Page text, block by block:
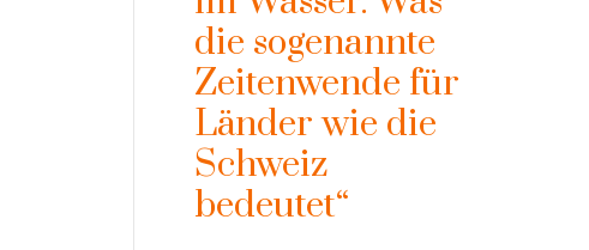
die sogenannte
Zeitenwende für
Länder wie die
Schweiz
bedeutet“